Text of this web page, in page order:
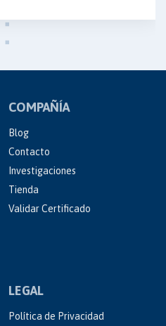
COMPAÑÍA
Blog
Contacto
Investigaciones
Tienda
Validar Certificado
LEGAL
Política de Privacidad